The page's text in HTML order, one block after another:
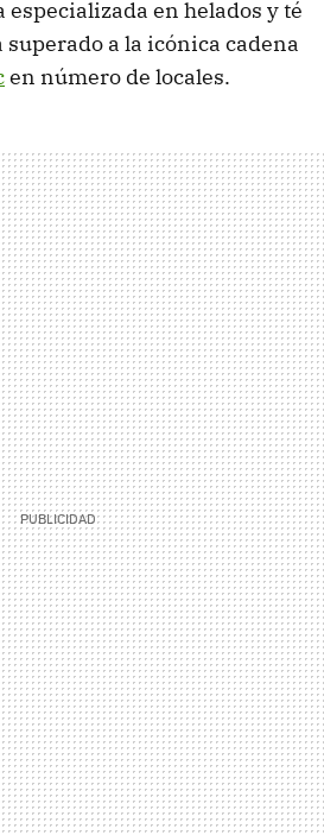
en helados y té
a la icónica cadena
en número de locales.